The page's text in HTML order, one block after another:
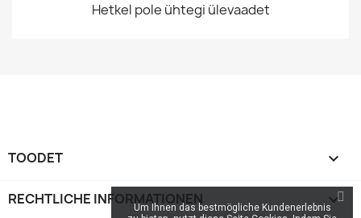
Hetkel pole ühtegi ülevaadet
TOODET 
RECHTLICHE INFORMATIONEN 
Um Ihnen das bestmögliche Kundenerlebnis